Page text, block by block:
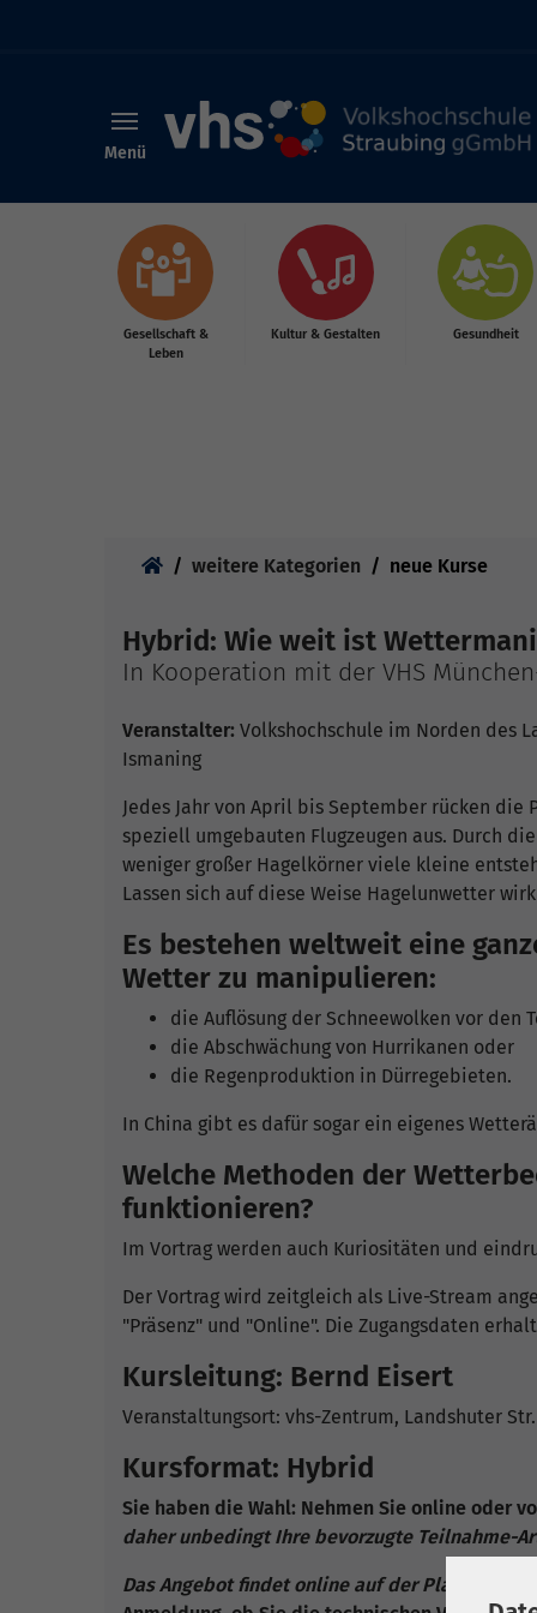
Menü
Gesellschaft &
Leben
Kultur & Gestalten Gesundheit
weitere Kategorien neue Kurse
Hybrid: Wie weit ist
In Kooperation mit der VHS
Veranstalter: Volkshochschule im Norden des
Ismaning
Jedes Jahr von April bis September rücken
speziell umgebauten Flugzeugen aus. Durch
weniger großer Hagelkörner viele kleine
Lassen sich auf diese Weise Hagelunwetter
Es bestehen weltweit eine
Wetter zu manipulieren:
die Auflösung der Schneewolken vor den
die Abschwächung von Hurrikanen oder
die Regenproduktion in Dürregebieten.
In China gibt es dafür sogar ein eigenes
Welche Methoden der
funktionieren?
Im Vortrag werden auch Kuriositäten und
Der Vortrag wird zeitgleich als Live-Stream
"Präsenz" und "Online". Die Zugangsdaten
Kursleitung: Bernd Eisert
Veranstaltungsort: vhs-Zentrum, Landshuter
Kursformat: Hybrid
Sie haben die Wahl: Nehmen Sie online oder
daher unbedingt Ihre bevorzugte Teilnahme-
Das Angebot findet online auf der Plattform